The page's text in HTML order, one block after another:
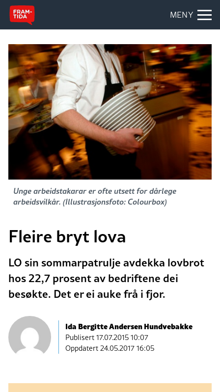
MENY
Unge arbeidstakarar er ofte utsett for dårlege
arbeidsvilkår. (Illustrasjonsfoto: Colourbox)
Fleire bryt lova
LO sin sommarpatrulje avdekka lovbrot
hos 22,7 prosent av bedriftene dei
besøkte. Det er ei auke frå i fjor.
Ida Bergitte Andersen Hundvebakke
Publisert17.07.2015 10:07
Oppdatert 24.05.2017 16:05